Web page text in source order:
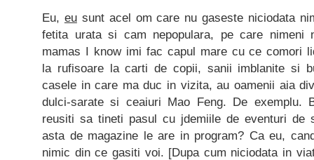
Eu, eusunt acel om care nu gaseste niciodata
fetita urata si cam nepopulara, pe care
mamas I know imi fac capul mare cu ce comori
la rufisoare la carti de copii, sanii imblanite si
casele in care ma duc in vizita, au oamenii aia
dulci-sarate si ceaiuri Mao Feng. De exemplu.
reusiti sa tineti pasul cu jdemiile de eventuri de
asta de magazine le are in program? Ca eu,
nimic din ce gasiti voi. [Dupa cum niciodata in